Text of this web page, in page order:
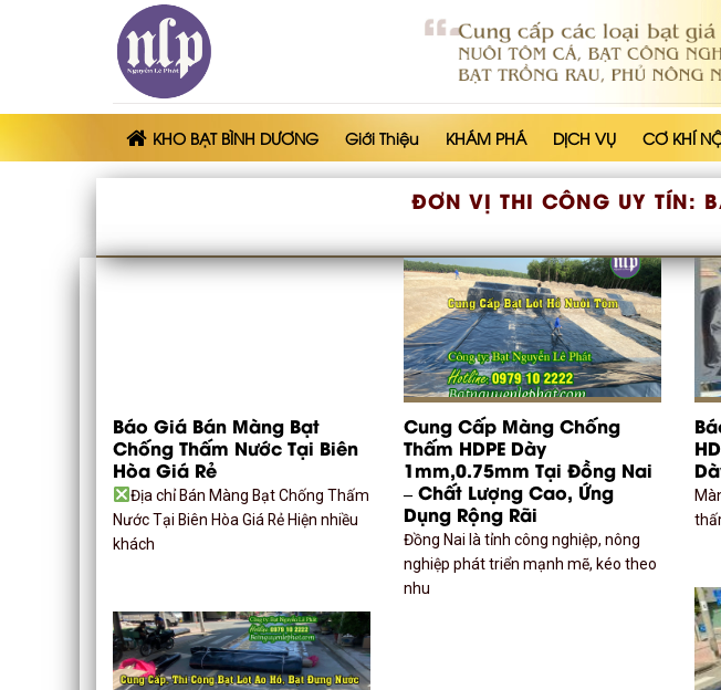
KHO BẠT BÌNH DƯƠNG Giới Thiệu KHÁM PHÁ DỊCH VỤ CƠ KHÍ
ĐƠN VỊ THI CÔNG UY TÍN:
Báo Giá Bán Màng Bạt
Chống Thấm Nước Tại Biên
Hòa Giá Rẻ
Địa chỉ Bán Màng Bạt Chống Thấm
Nước Tại Biên Hòa Giá Rẻ Hiện nhiều
khách
Cung Cấp Màng Chống
Thấm HDPE Dày
1mm,0.75mm Tại Đồng Nai
– Chất Lượng Cao, Ứng
Dụng Rộng Rãi
Đồng Nai là tỉnh công nghiệp, nông
nghiệp phát triển mạnh mẽ, kéo theo
nhu